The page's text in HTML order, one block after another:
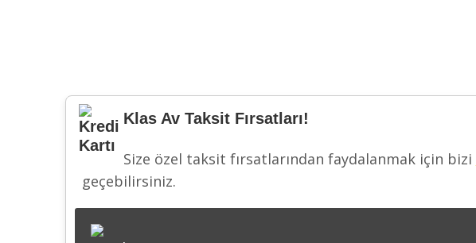
Klas Av Taksit Fırsatları!
Size özel taksit fırsatlarından faydalanmak için bizi
geçebilirsiniz.